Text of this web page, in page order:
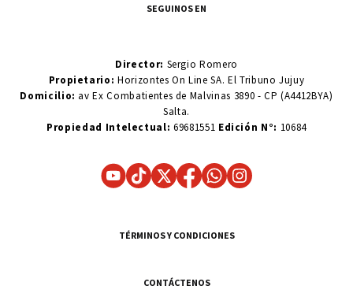
SEGUINOS EN
Director: Sergio Romero
Propietario:Horizontes On Line SA. El Tribuno Jujuy
Domicilio: av Ex Combatientes de Malvinas 3890 - CP (A4412BYA)
Salta.
Propiedad Intelectual: 69681551 Edición N°: 10684
TÉRMINOS Y CONDICIONES
CONTÁCTENOS